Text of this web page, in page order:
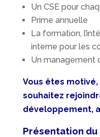
Un CSE pour
Prime annuelle
La formation,
interne pour les
Un management
Vous êtes
souhaitez
développement,
Présentation du